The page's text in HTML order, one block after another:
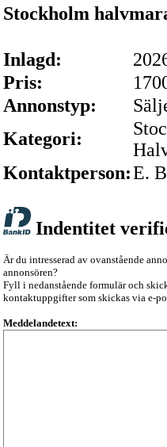
Stockholm
Inlagd:
Pris:
Annonstyp:
Kategori:
Kontaktperson:E.
Indentitet
Är du intresserad av ovanstående
annonsören?
Fyll i nedanstående formulär och
kontaktuppgifter som skickas via e-
Meddelandetext: